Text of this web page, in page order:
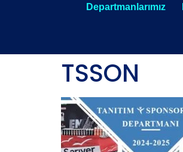
Departmanlarımız
TSSON